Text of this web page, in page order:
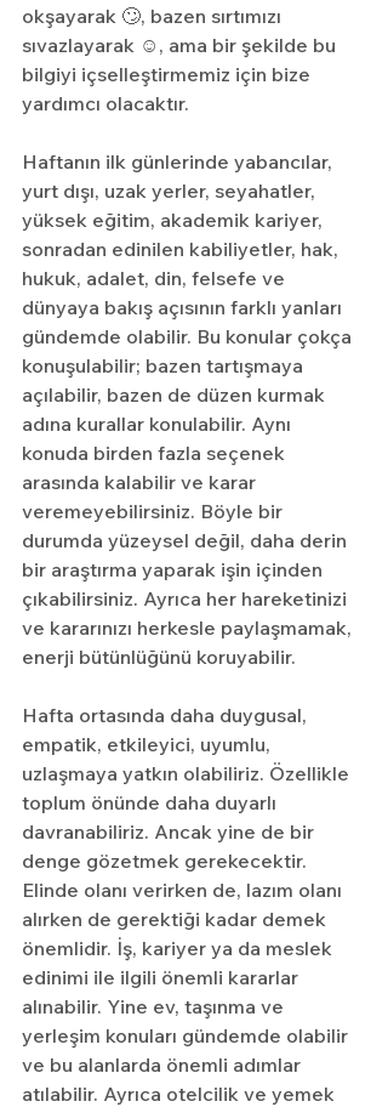
okşayarak 🙄, bazen sırtımızı
sıvazlayarak ☺️, ama bir şekilde bu
bilgiyi içselleştirmemiz için bize
yardımcı olacaktır.
Haftanın ilk günlerinde yabancılar,
yurt dışı, uzak yerler, seyahatler,
yüksek eğitim, akademik kariyer,
sonradan edinilen kabiliyetler, hak,
hukuk, adalet, din, felsefe ve
dünyaya bakış açısının farklı yanları
gündemde olabilir. Bu konular çokça
konuşulabilir; bazen tartışmaya
açılabilir, bazen de düzen kurmak
adına kurallar konulabilir. Aynı
konuda birden fazla seçenek
arasında kalabilir ve karar
veremeyebilirsiniz. Böyle bir
durumda yüzeysel değil, daha derin
bir araştırma yaparak işin içinden
çıkabilirsiniz. Ayrıca her hareketinizi
ve kararınızı herkesle paylaşmamak,
enerji bütünlüğünü koruyabilir.
Hafta ortasında daha duygusal,
empatik, etkileyici, uyumlu,
uzlaşmaya yatkın olabiliriz. Özellikle
toplum önünde daha duyarlı
davranabiliriz. Ancak yine de bir
denge gözetmek gerekecektir.
Elinde olanı verirken de, lazım olanı
alırken de gerektiği kadar demek
önemlidir. İş, kariyer ya da meslek
edinimi ile ilgili önemli kararlar
alınabilir. Yine ev, taşınma ve
yerleşim konuları gündemde olabilir
ve bu alanlarda önemli adımlar
atılabilir. Ayrıca otelcilik ve yemek